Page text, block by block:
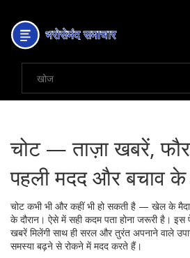
चोट — ताज़ा खबरें,
पहली मदद और बचाव
चोट कभी भी और कहीं भी हो सकती है — खेल के
के दौरान। ऐसे में सही कदम पता होना जरूरी है।
खबरें मिलेंगी साथ ही सरल और तुरंत अपनाने वाले
समस्या बढ़ने से रोकने में मदद करते हैं।